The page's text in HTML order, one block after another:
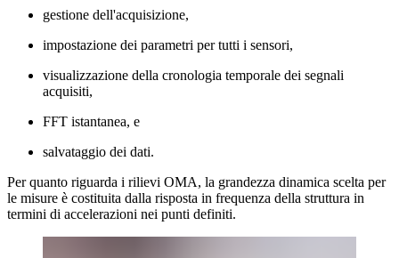
gestione dell'acquisizione,
impostazione dei parametri per tutti i sensori,
visualizzazione della cronologia temporale dei segnali
acquisiti,
FFT istantanea, e
salvataggio dei dati.
Per quanto riguarda i rilievi OMA, la grandezza dinamica scelta per
le misure è costituita dalla risposta in frequenza della struttura in
termini di accelerazioni nei punti definiti.